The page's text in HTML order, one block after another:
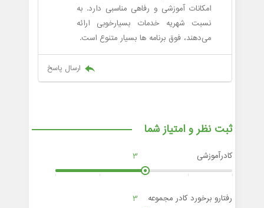
امکانات آموزشی و رفاهی مناسبی دارد. به
نسبت شهریه خدمات بسیارخوبی ارائه
می‌دهند، فوق برنامه ها بسیار متنوع است.
ارسال پاسخ
ثبت نظر و امتیاز شما
کادرآموزشی 3
رفتارو برخورد کادر مجموعه 3